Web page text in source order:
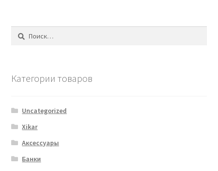
Найти:
Категории товаров
Uncategorized
Xikar
Аксессуары
Банки